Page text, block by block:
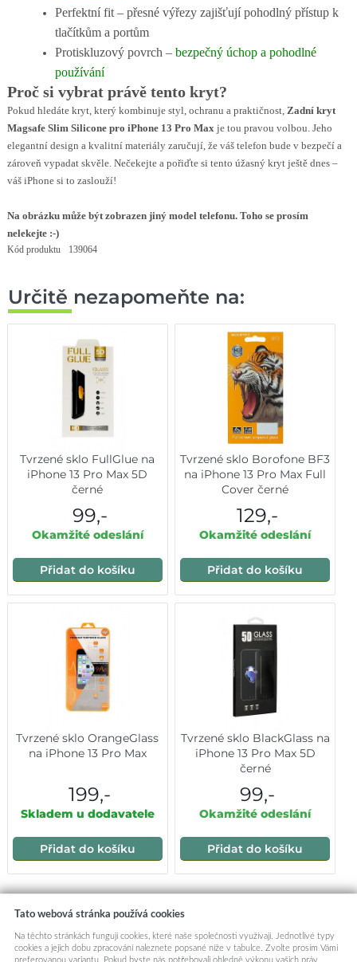
Perfektní fit – přesné výřezy zajišťují pohodlný přístup k
tlačítkům a portům
Protiskluzový povrch – bezpečný úchop a pohodlné
používání
Proč si vybrat právě tento kryt?
Pokud hledáte kryt, který kombinuje styl, ochranu a praktičnost, Zadní kryt
Magsafe Slim Silicone pro iPhone 13 Pro Maxje tou pravou volbou. Jeho
elegantní design a kvalitní materiály zaručují, že váš telefon bude v bezpečí a
zároveň vypadat skvěle. Nečekejte a pořiďte si tento úžasný kryt ještě dnes –
váš iPhone si to zaslouží!
Na obrázku může být zobrazen jiný model telefonu. Toho se prosím
nelekejte :-)
Kód produktu 139064
Určitě nezapomeňte na:
Tvrzené sklo FullGlue na
iPhone 13 Pro Max 5D
černé
99,-
Okamžité odeslání
Přidat do košíku
Tvrzené sklo Borofone BF3
na iPhone 13 Pro Max Full
Cover černé
129,-
Okamžité odeslání
Přidat do košíku
Tvrzené sklo OrangeGlass
na iPhone 13 Pro Max
199,-
Skladem u dodavatele
Přidat do košíku
Tvrzené sklo BlackGlass na
iPhone 13 Pro Max 5D
černé
99,-
Okamžité odeslání
Přidat do košíku
Mohlo by vás zajímat:
Tato webová stránka používá cookies
Na těchto stránkách fungují cookies, které naše společnosti využívají. Jednotlivé typy
cookies a jejich dobu zpracování naleznete popsané níže v tabulce. Zvolte prosím Vámi
preferovanou variantu. Pokud byste nás potřebovali ohledně výkonu vašich práv